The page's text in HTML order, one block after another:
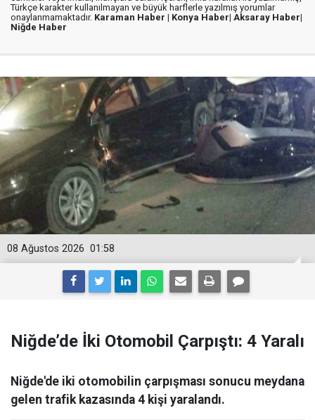
Türkçe karakter kullanılmayan ve büyük harflerle yazılmış yorumlar
onaylanmamaktadır. Karaman Haber | Konya Haber| Aksaray Haber|
Niğde Haber
01:58
08 Ağustos 2026
Niğde’de İki Otomobil Çarpıştı: 4 Yaralı
Niğde'de iki otomobilin çarpışması sonucu meydana
gelen trafik kazasında 4 kişi yaralandı.